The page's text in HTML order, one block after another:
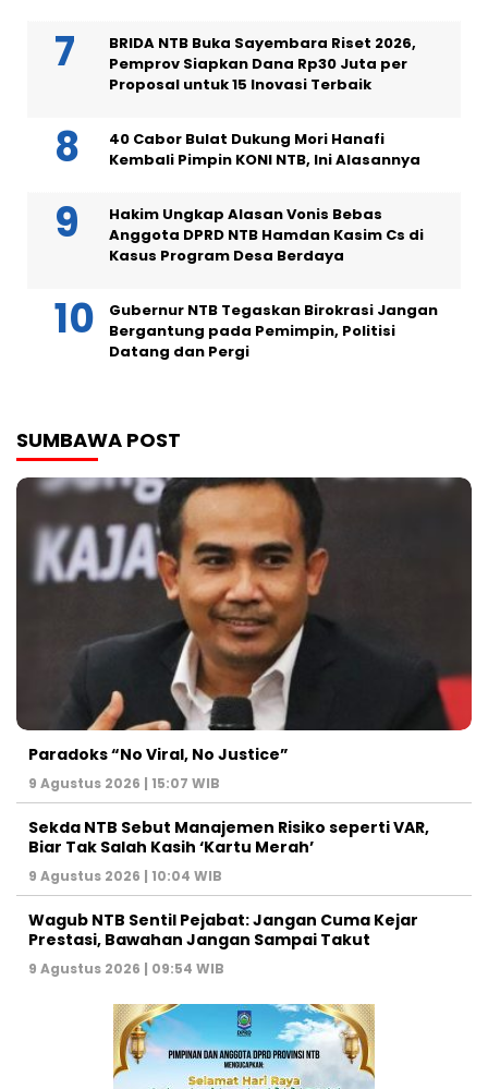
BRIDA NTB Buka Sayembara Riset 2026,
Pemprov Siapkan Dana Rp30 Juta per
Proposal untuk 15 Inovasi Terbaik
40 Cabor Bulat Dukung Mori Hanafi
Kembali Pimpin KONI NTB, Ini Alasannya
Hakim Ungkap Alasan Vonis Bebas
Anggota DPRD NTB Hamdan Kasim Cs di
Kasus Program Desa Berdaya
Gubernur NTB Tegaskan Birokrasi Jangan
Bergantung pada Pemimpin, Politisi
Datang dan Pergi
SUMBAWA POST
Paradoks “No Viral, No Justice”
9 Agustus 2026 | 15:07 WIB
Sekda NTB Sebut Manajemen Risiko seperti VAR,
Biar Tak Salah Kasih ‘Kartu Merah’
9 Agustus 2026 | 10:04 WIB
Wagub NTB Sentil Pejabat: Jangan Cuma Kejar
Prestasi, Bawahan Jangan Sampai Takut
9 Agustus 2026 | 09:54 WIB